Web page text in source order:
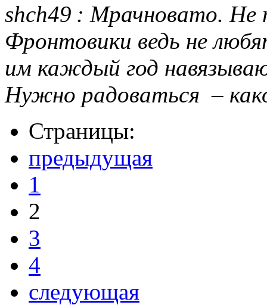
shch49 : Мрачновато. Не
Фронтовики ведь не
им каждый год
Нужно радоваться –
Страницы:
предыдущая
1
2
3
4
следующая